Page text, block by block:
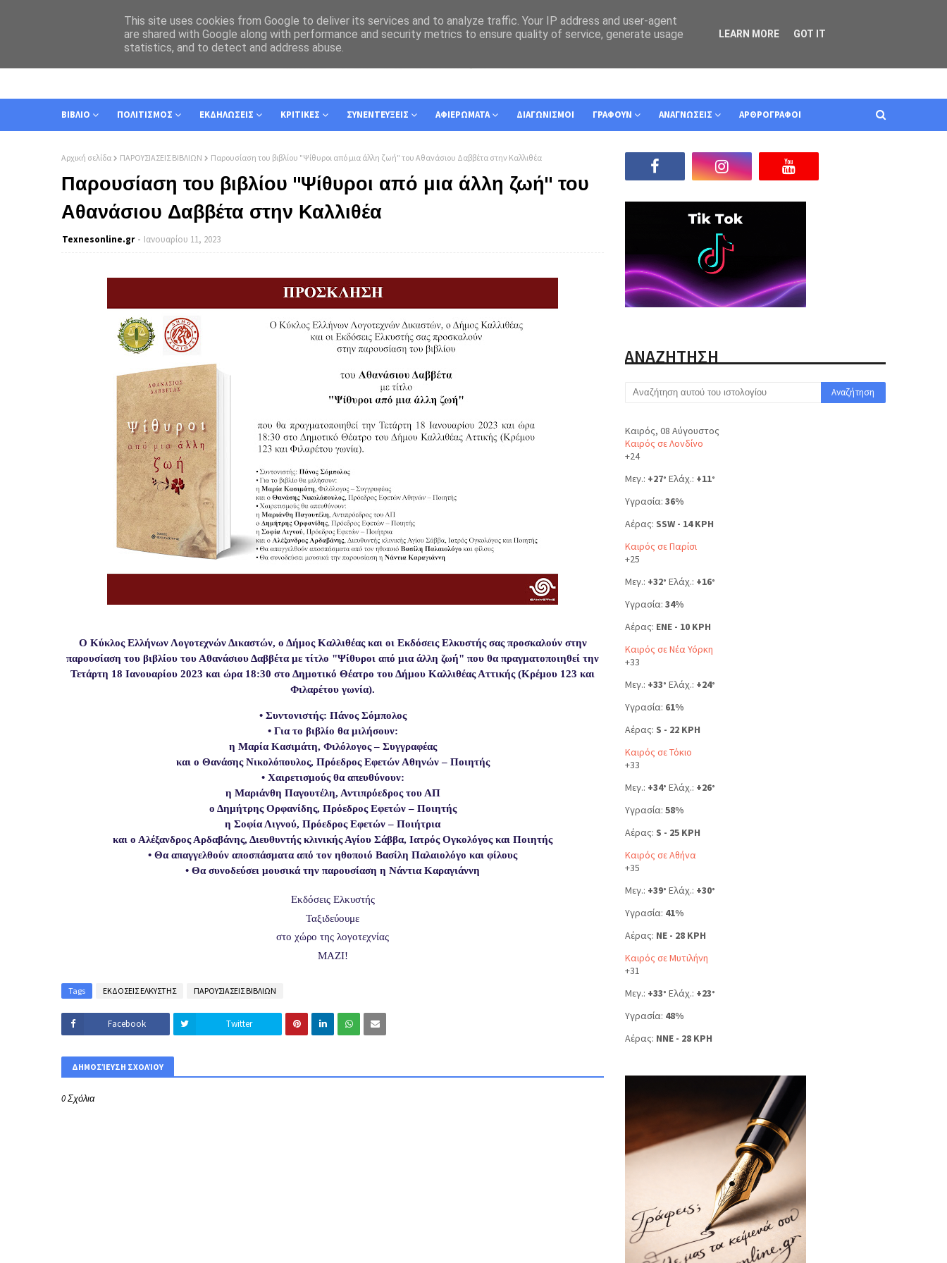
ΣΧΕΤΙΚΑ ΕΠΙΚΟΙΝΩΝΙΑ
ΒΙΒΛΙΟ ΠΟΛΙΤΙΣΜΟΣ ΕΚΔΗΛΩΣΕΙΣ ΚΡΙΤΙΚΕΣ ΣΥΝΕΝΤΕΥΞΕΙΣ ΑΦΙΕΡΩΜΑΤΑ ΔΙΑΓΩΝΙΣΜΟΙ ΓΡΑΦΟΥΝ ΑΝΑΓΝΩΣΕΙΣ ΑΡΘΡΟΓΡΑΦΟΙ
Αρχική σελίδα ΠΑΡΟΥΣΙΑΣΕΙΣ ΒΙΒΛΙΩΝ Παρουσίαση του βιβλίου "Ψίθυροι από μια άλλη ζωή" του Αθανάσιου Δαββέτα στην Καλλιθέα
Παρουσίαση του βιβλίου "Ψίθυροι από μια άλλη ζωή" του
Αθανάσιου Δαββέτα στην Καλλιθέα
Texnesοnline.gr Ιανουαρίου 11, 2023
Ο Κύκλος Ελλήνων Λογοτεχνών Δικαστών, ο Δήμος Καλλιθέας και οι Εκδόσεις Ελκυστής σας προσκαλούν στην
παρουσίαση του βιβλίου του Αθανάσιου Δαββέτα με τίτλο "Ψίθυροι από μια άλλη ζωή" που θα πραγματοποιηθεί την
Τετάρτη 18 Ιανουαρίου 2023 και ώρα 18:30 στο Δημοτικό Θέατρο του Δήμου Καλλιθέας Αττικής (Κρέμου 123 και
Φιλαρέτου γωνία).
• Συντονιστής: Πάνος Σόμπολος
• Για το βιβλίο θα μιλήσουν:
η Μαρία Κασιμάτη, Φιλόλογος – Συγγραφέας
και ο Θανάσης Νικολόπουλος, Πρόεδρος Εφετών Αθηνών – Ποιητής
• Χαιρετισμούς θα απευθύνουν:
η Μαριάνθη Παγουτέλη, Αντιπρόεδρος του ΑΠ
ο Δημήτρης Ορφανίδης, Πρόεδρος Εφετών – Ποιητής
η Σοφία Λιγνού, Πρόεδρος Εφετών – Ποιήτρια
και ο Αλέξανδρος Αρδαβάνης, Διευθυντής κλινικής Αγίου Σάββα, Ιατρός Ογκολόγος και Ποιητής
• Θα απαγγελθούν αποσπάσματα από τον ηθοποιό Βασίλη Παλαιολόγο και φίλους
• Θα συνοδεύσει μουσικά την παρουσίαση η Νάντια Καραγιάννη
Εκδόσεις Ελκυστής
Ταξιδεύουμε
στο χώρο της λογοτεχνίας
ΜΑΖΙ!
Tags ΕΚΔΟΣΕΙΣ ΕΛΚΥΣΤΗΣ ΠΑΡΟΥΣΙΑΣΕΙΣ ΒΙΒΛΙΩΝ
Facebook Twitter
ΔΗΜΟΣΊΕΥΣΗ ΣΧΟΛΊΟΥ
0 Σχόλια
ΑΝΑΖΗΤΗΣΗ
Καιρός, 08 Αύγουστος
Καιρός σε Λονδίνο
+24
Μεγ.: +27° Ελάχ.: +11°
Υγρασία: 36%
Αέρας: SSW - 14 KPH
Καιρός σε Παρίσι
+25
Μεγ.: +32° Ελάχ.: +16°
Υγρασία: 34%
Αέρας: ENE - 10 KPH
Καιρός σε Νέα Υόρκη
+33
Μεγ.: +33° Ελάχ.: +24°
Υγρασία: 61%
Αέρας: S - 22 KPH
Καιρός σε Τόκιο
+33
Μεγ.: +34° Ελάχ.: +26°
Υγρασία: 58%
Αέρας: S - 25 KPH
Καιρός σε Αθήνα
+35
Μεγ.: +39° Ελάχ.: +30°
Υγρασία: 41%
Αέρας: NE - 28 KPH
Καιρός σε Μυτιλήνη
+31
Μεγ.: +33° Ελάχ.: +23°
Υγρασία: 48%
Αέρας: NNE - 28 KPH
This site uses cookies from Google to deliver its services and to analyze traffic. Your IP address and user-agent
are shared with Google along with performance and security metrics to ensure quality of service, generate usage
statistics, and to detect and address abuse.
LEARN MORE GOT IT